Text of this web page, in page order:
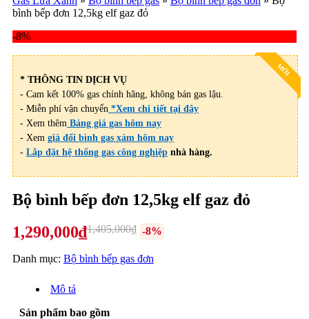
bình bếp đơn 12,5kg elf gaz đỏ
-8%
MỚI
* THÔNG TIN DỊCH VỤ
- Cam kết 100% gas chính hãng, không bán gas lậu.
- Miễn phí vận chuyển *Xem chi tiết tại đây
- Xem thêm Bảng giá gas hôm nay
- Xem giá đổi bình gas xám hôm nay
- Lắp đặt hệ thống gas công nghiệp nhà hàng.
Bộ bình bếp đơn 12,5kg elf gaz đỏ
1,290,000₫1,405,000₫ -8%
Danh mục: Bộ bình bếp gas đơn
Mô tả
Sản phẩm bao gồm